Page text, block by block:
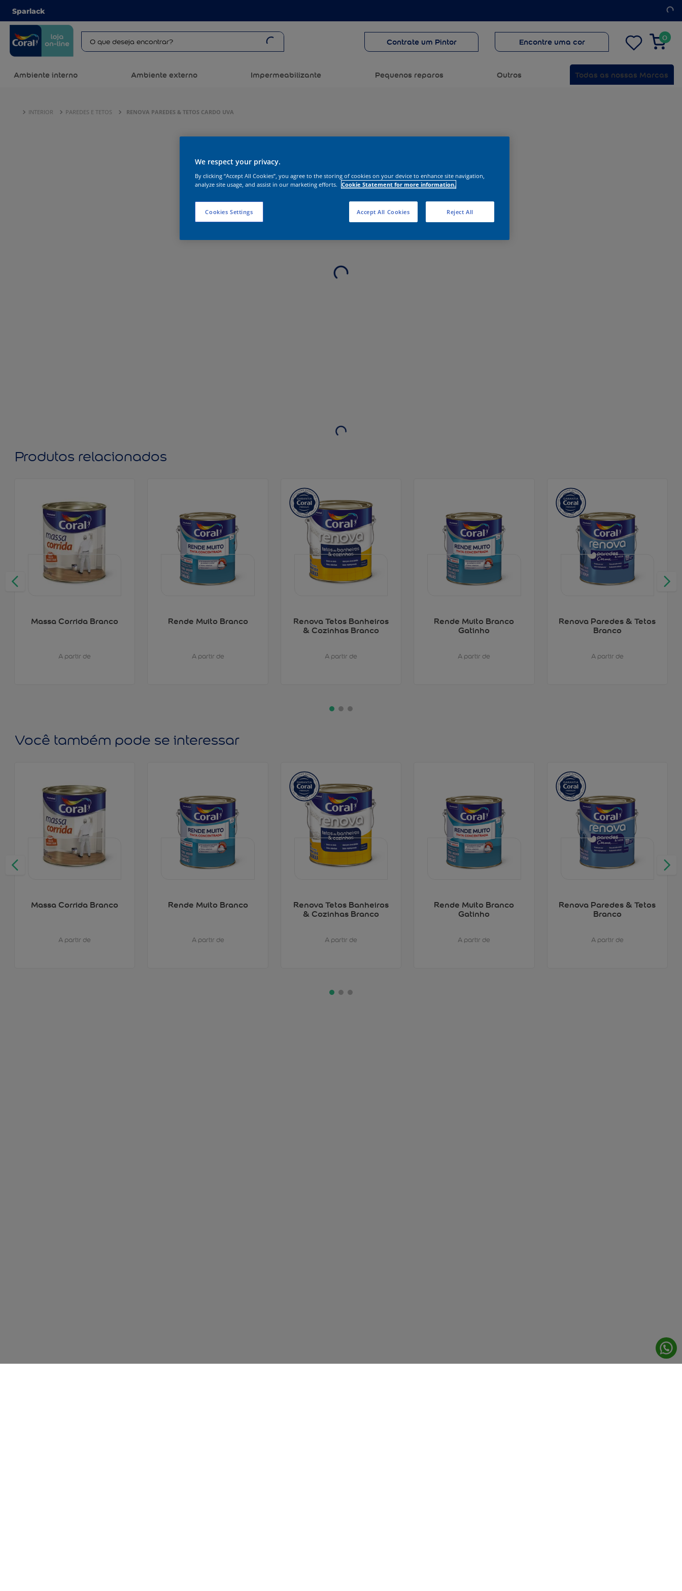
Sparlack
Contrate um Pintor Encontre uma cor 0
Ambiente interno Ambiente externo Impermeabilizante Pequenos reparos Outros Todas as nossas Marcas
INTERIOR PAREDES E TETOS RENOVA PAREDES & TETOS CARDO UVA
Produtos relacionados
Massa Corrida Branco
A partir de
Rende Muito Branco
A partir de
Renova Tetos Banheiros
& Cozinhas Branco
A partir de
Rende Muito Branco
Gatinho
A partir de
Renova Paredes & Tetos
Branco
A partir de
Você também pode se interessar
Massa Corrida Branco
A partir de
Rende Muito Branco
A partir de
Renova Tetos Banheiros
& Cozinhas Branco
A partir de
Rende Muito Branco
Gatinho
A partir de
Renova Paredes & Tetos
Branco
A partir de
We respect your privacy.
By clicking “Accept All Cookies”, you agree to the storing of cookies on your device to enhance site navigation,
analyze site usage, and assist in our marketing efforts. Cookie Statement for more information.
Cookies Settings Reject All
Accept All Cookies